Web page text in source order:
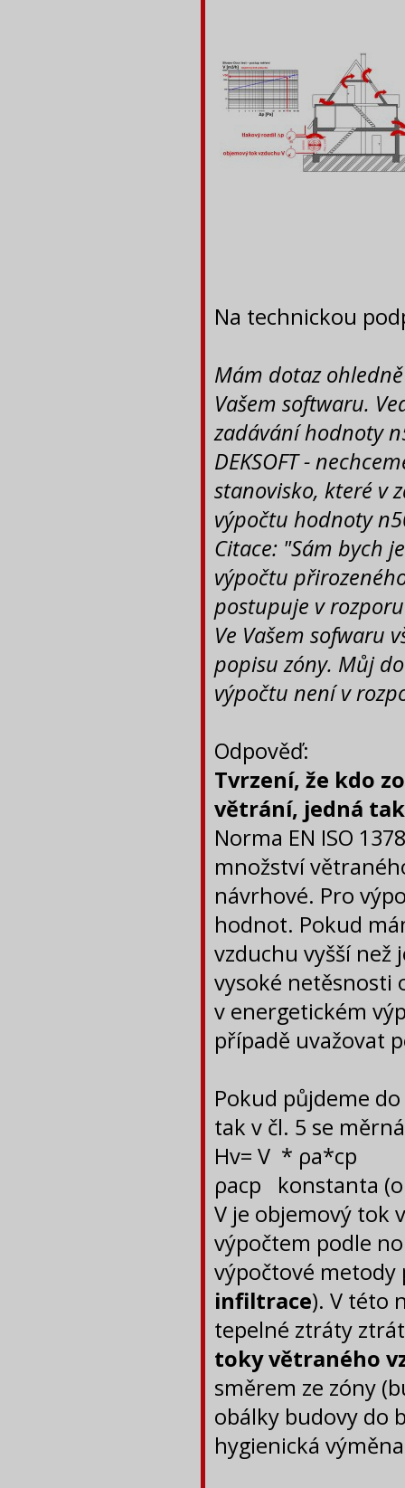
Na technickou
Mám dotaz
Vašem softwaru.
zadávání hodnoty
DEKSOFT -
stanovisko, které v
výpočtu hodnoty
Citace: "Sám bych
výpočtu
postupuje v
Ve Vašem sofwaru
popisu zóny. Můj
výpočtu není v
Odpověď:
Tvrzení, že kdo
větrání, jedná
Norma EN ISO
množství
návrhové. Pro
hodnot. Pokud
vzduchu vyšší než
vysoké netěsnosti
v energetickém
případě uvažovat
Pokud půjdeme
tak v čl. 5 se
Hv= V * ρa*cp
ρacp konstanta
V je objemový tok
výpočtem podle
výpočtové
infiltrace). V této
tepelné ztráty
toky větraného
směrem ze zóny
obálky budovy do
hygienická